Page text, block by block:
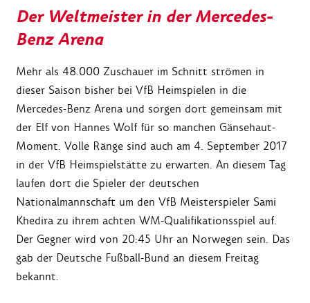
Der Weltmeister in der Mercedes-
Benz Arena
Mehr als 48.000 Zuschauer im Schnitt strömen in
dieser Saison bisher bei VfB Heimspielen in die
Mercedes-Benz Arena und sorgen dort gemeinsam mit
der Elf von Hannes Wolf für so manchen Gänsehaut-
Moment. Volle Ränge sind auch am 4. September 2017
in der VfB Heimspielstätte zu erwarten. An diesem Tag
laufen dort die Spieler der deutschen
Nationalmannschaft um den VfB Meisterspieler Sami
Khedira zu ihrem achten WM-Qualifikationsspiel auf.
Der Gegner wird von 20:45 Uhr an Norwegen sein. Das
gab der Deutsche Fußball-Bund an diesem Freitag
bekannt.